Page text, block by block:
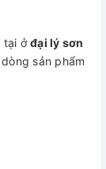
tại ởđại lý sơn
sản phẩm